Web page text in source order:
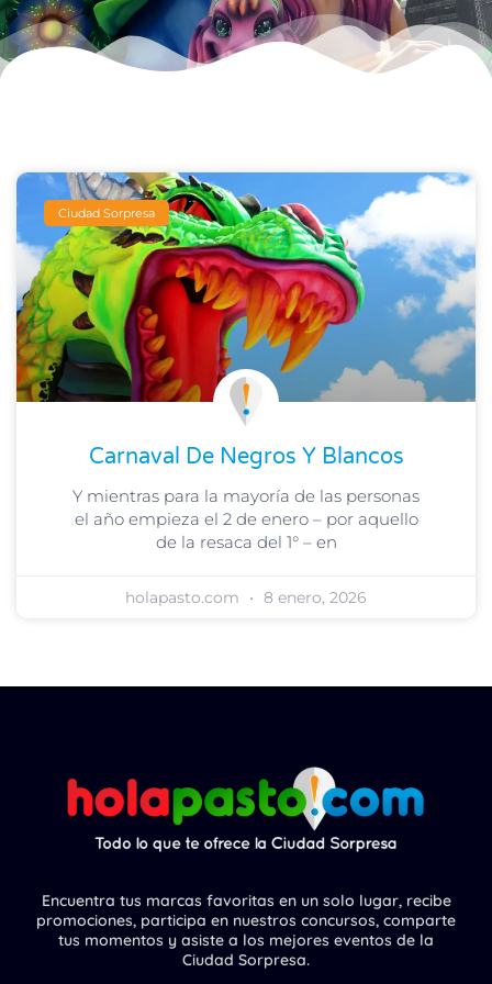
Ciudad Sorpresa
Carnaval De Negros Y Blancos
Y mientras para la mayoría de las personas
el año empieza el 2 de enero – por aquello
de la resaca del 1° – en
holapasto.com 8 enero, 2026
Encuentra tus marcas favoritas en un solo lugar, recibe
promociones, participa en nuestros concursos, comparte
tus momentos y asiste a los mejores eventos de la
Ciudad Sorpresa.